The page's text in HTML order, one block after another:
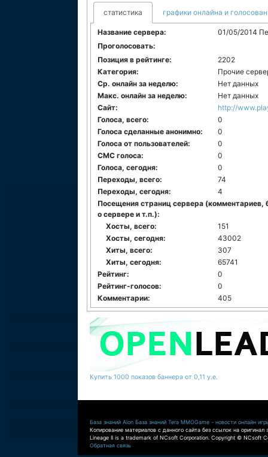
статистика графики онлайна и
Название сервера:
01/05/2014
Проголосовать:
Позиция в рейтинге:
2202
Категория:
Прочие
Ср. онлайн за неделю:
Нет данных
Макс. онлайн за неделю:
Нет данных
Сайт:
http://
Голоса, всего:
0
Голоса сделанные анонимно:
0
Голоса от пользователей:
0
СМС голоса:
0
Голоса, сегодня:
0
Переходы, всего:
74
Переходы, сегодня:
4
Посещения страниц сервера (комментариев,
о сервере и т.п.):
Хосты, всего:
151
Хосты, сегодня:
43002
Хиты, всего:
307
Хиты, сегодня:
65741
Рейтинг:
0
Рейтинг-голосов:
0
Комментарии:
405
Купить 1000 показов баннера от 0,11 у.е.
База знаний Aion База знаний Tera MMOGame - новости онлайн
Копирование материалов с данного сайта без ссылок на оригинал
Lineage II is a trademark of NCsoft Corporation. Copyright © NCsoft
Обратная связь